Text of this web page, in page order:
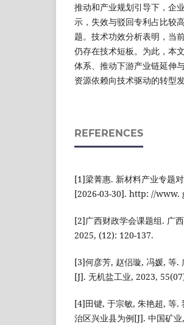
推动和产业规划引导下，企
示，失效与驳回专利占比较
题。技术功效分析表明，当
仍存在技术短板。为此，本
体系、推动下游产业链延伸
资源依赖向技术驱动的转型发
REFERENCES
[1]梁菁惠. 新材料产业专题
[2026-03-30]. http: //www.
[2]广西财政学会课题组. 广
2025, (12): 120-137.
[3]何彦芳, 赵侣璇, 冯媛, 等.
[J]. 无机盐工业, 2023,
[4]田键, 于宗敏, 朱艳超, 等.
治区兴业县为例[J]. 中国矿